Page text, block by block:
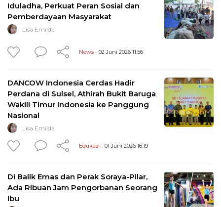
Iduladha, Perkuat Peran Sosial dan
Pemberdayaan Masyarakat
Lisa Emilda
News - 02 Juni 2026 11:56
DANCOW Indonesia Cerdas Hadir
Perdana di Sulsel, Athirah Bukit Baruga
Wakili Timur Indonesia ke Panggung
Nasional
Lisa Emilda
Edukasi - 01 Juni 2026 16:19
Di Balik Emas dan Perak Soraya-Pilar,
Ada Ribuan Jam Pengorbanan Seorang
Ibu